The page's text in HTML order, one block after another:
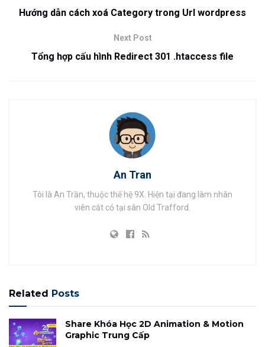
Hướng dẫn cách xoá Category trong Url wordpress
Next Post
Tổng hợp cấu hình Redirect 301 .htaccess file
An Tran
Tôi là An Trần, thuộc thế hệ 9X. Hiện tại đang làm nhân
viên cắt cỏ tại sân Old Trafford.
Related Posts
Share Khóa Học 2D Animation & Motion
Graphic Trung Cấp